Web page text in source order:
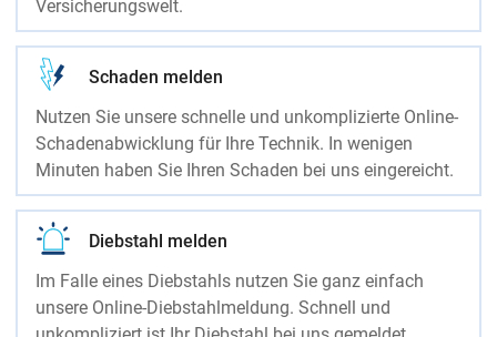
Versicherungswelt.
Schaden melden
Nutzen Sie unsere schnelle und unkomplizierte Online-
Schadenabwicklung für Ihre Technik. In wenigen
Minuten haben Sie Ihren Schaden bei uns eingereicht.
Diebstahl melden
Im Falle eines Diebstahls nutzen Sie ganz einfach
unsere Online-Diebstahlmeldung. Schnell und